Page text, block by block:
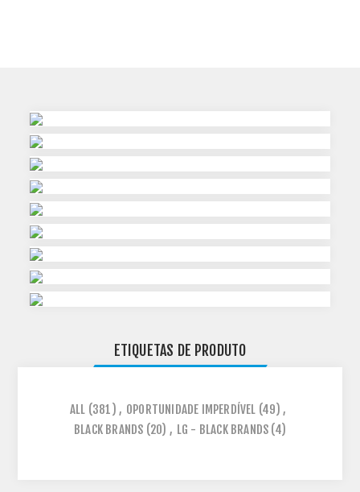
ETIQUETAS DE PRODUTO
ALL (381) , OPORTUNIDADE IMPERDÍVEL (49) ,
BLACK BRANDS (20) , LG - BLACK BRANDS (4)